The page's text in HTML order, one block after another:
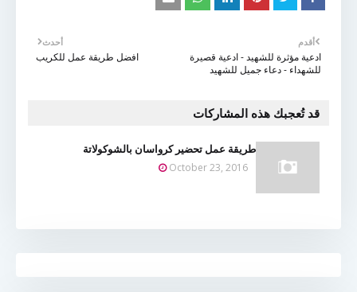
أحدث
افضل طريقة عمل للكريب
أقدم
ادعية مؤثرة للشهيد - ادعية قصيرة
للشهداء - دعاء جميل للشهيد
قد تُعجبك هذه المشاركات
طريقة عمل تحضير كرواسان بالشوكولاتة
October 23, 2016